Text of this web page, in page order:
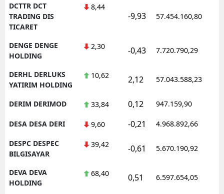
DCTTR DCT
TRADING DIS
TICARET
8,44
-9,93 57.454.160,80
DENGE DENGE
HOLDING
2,30 -0,43 7.720.790,29
DERHL DERLUKS
YATIRIM HOLDING
10,62 2,12 57.043.588,23
DERIM DERIMOD 33,84 0,12 947.159,90
DESA DESA DERI 9,60 -0,21 4.968.892,66
DESPC DESPEC
BILGISAYAR
39,42 -0,61 5.670.190,92
DEVA DEVA
HOLDING
68,40 0,51 6.597.654,05